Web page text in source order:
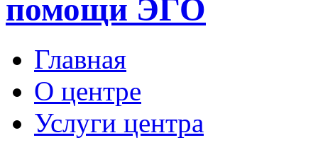
помощи ЭГО
Главная
О центре
Услуги центра